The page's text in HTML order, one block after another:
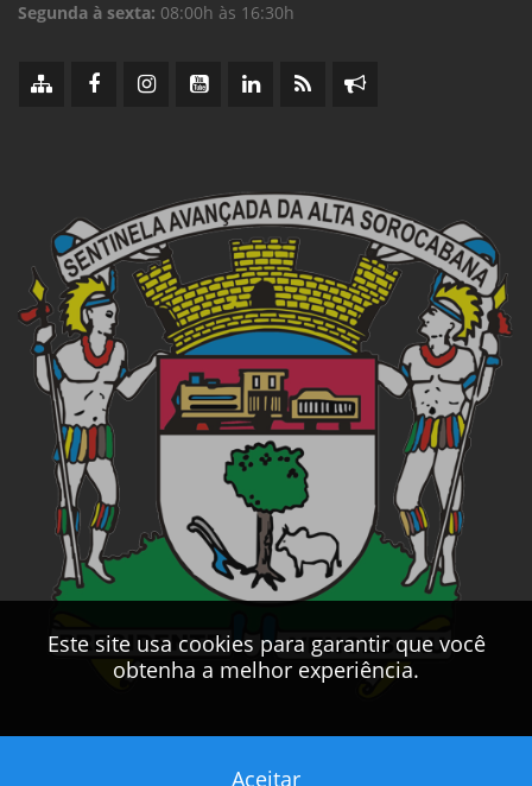
Este site usa cookies para garantir que você
obtenha a melhor experiência.
Aceitar
Segunda à sexta: 08:00h às 16:30h